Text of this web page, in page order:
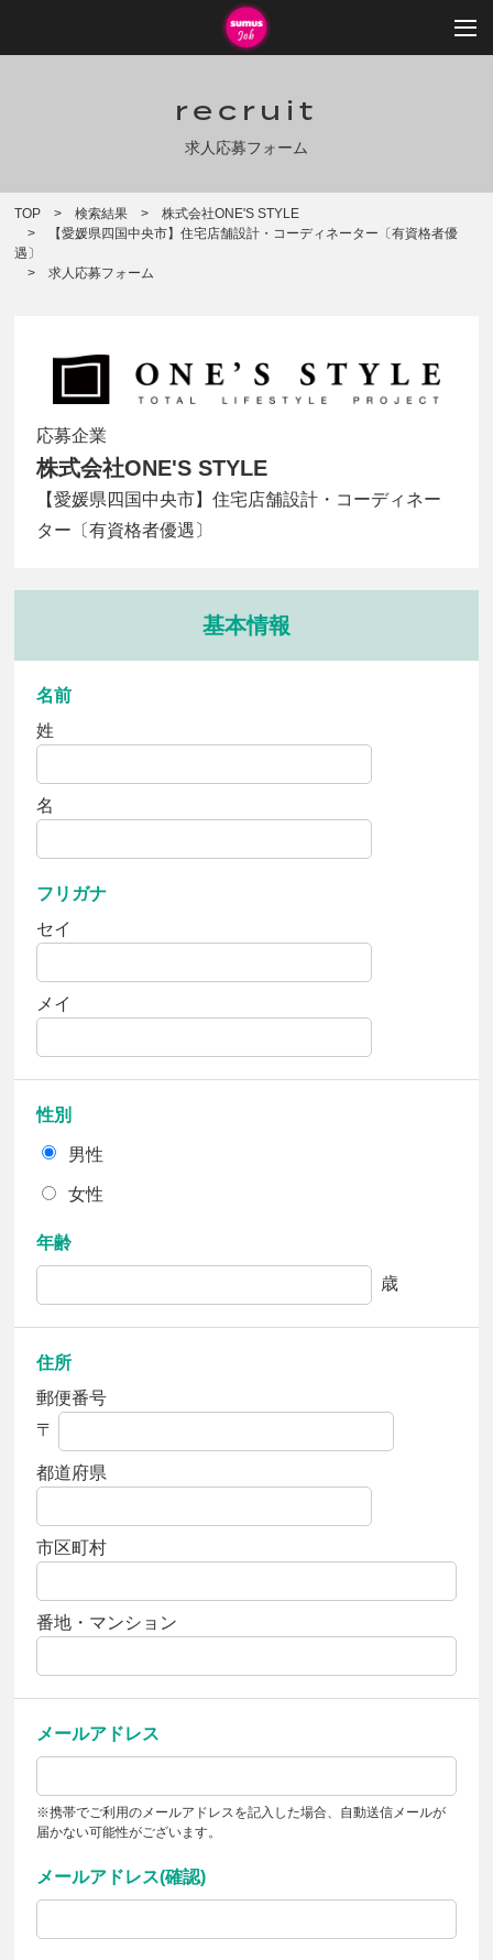
recruit
求人応募フォーム
TOP 検索結果
株式会社ONE'S STYLE
【愛媛県四国中央市】住宅店舗設計・コーディネーター〔有資格者優
遇〕
求人応募フォーム
応募企業
株式会社ONE'S STYLE
【愛媛県四国中央市】住宅店舗設計・コーディネー
ター〔有資格者優遇〕
基本情報
名前
姓
名
フリガナ
セイ
メイ
性別
男性
女性
年齢
歳
住所
郵便番号
〒
都道府県
市区町村
番地・マンション
メールアドレス
※携帯でご利用のメールアドレスを記入した場合、自動送信メールが
届かない可能性がございます。
メールアドレス(確認)